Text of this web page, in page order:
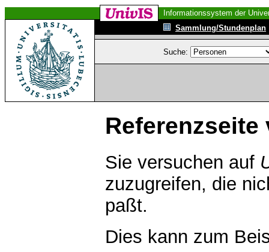
Informationssystem der
Sammlung/Stundenplan
Suche:
Referenzseite
Sie versuchen auf
zuzugreifen, die
paßt.
Dies kann zum